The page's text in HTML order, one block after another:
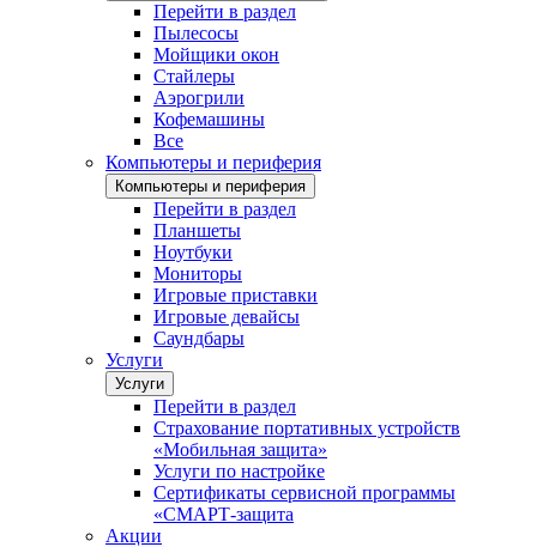
Перейти в раздел
Пылесосы
Мойщики окон
Стайлеры
Аэрогрили
Кофемашины
Все
Компьютеры и периферия
Компьютеры и периферия
Перейти в раздел
Планшеты
Ноутбуки
Мониторы
Игровые приставки
Игровые девайсы
Саундбары
Услуги
Услуги
Перейти в раздел
Страхование портативных устройств
«Мобильная защита»
Услуги по настройке
Сертификаты сервисной программы
«СМАРТ-защита
Акции